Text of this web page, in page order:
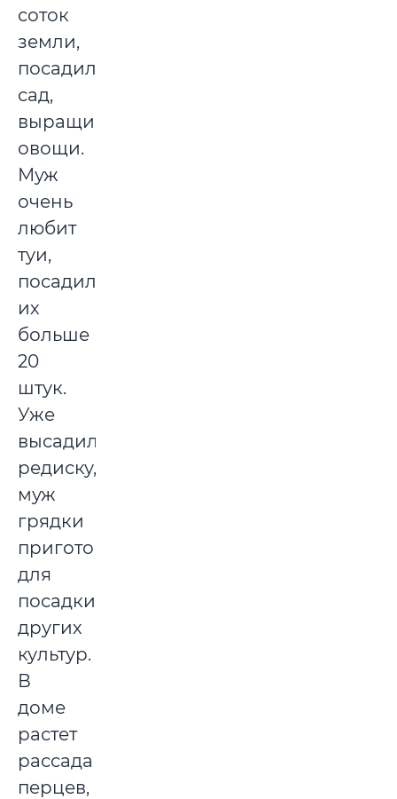
соток
земли,
посадили
сад,
выращиваем
овощи.
Муж
очень
любит
туи,
посадил
их
больше
20
штук.
Уже
высадили
редиску,
муж
грядки
приготовил
для
посадки
других
культур.
В
доме
растет
рассада
перцев,